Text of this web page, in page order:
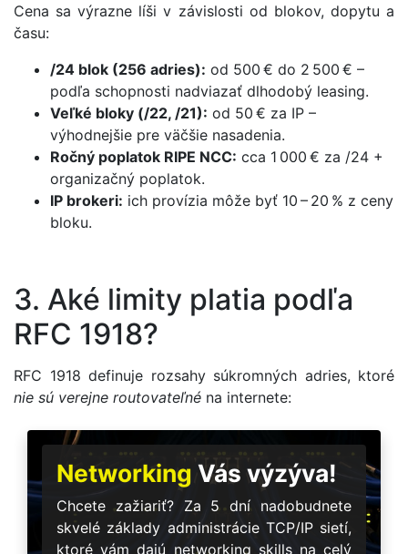
Cena sa výrazne líši v závislosti od blokov, dopytu a
času:
/24 blok (256 adries): od 500 € do 2 500 € –
podľa schopnosti nadviazať dlhodobý leasing.
Veľké bloky (/22, /21): od 50 € za IP –
výhodnejšie pre väčšie nasadenia.
Ročný poplatok RIPE NCC: cca 1 000 € za /24 +
organizačný poplatok.
IP brokeri: ich provízia môže byť 10 – 20 % z ceny
bloku.
3. Aké limity platia podľa
RFC 1918?
RFC 1918 definuje rozsahy súkromných adries, ktoré
nie sú verejne routovateľné na internete:
Networking Vás výzýva!
Chcete zažiariť? Za 5 dní nadobudnete
skvelé základy administrácie TCP/IP sietí,
ktoré vám dajú networking skills na celý